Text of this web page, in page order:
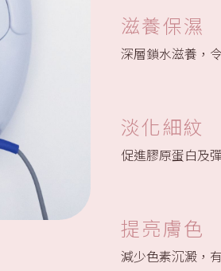
滋養保濕
深層鎖水滋養，
淡化細紋
促進膠原蛋白及
提亮膚色
減少色素沉澱，